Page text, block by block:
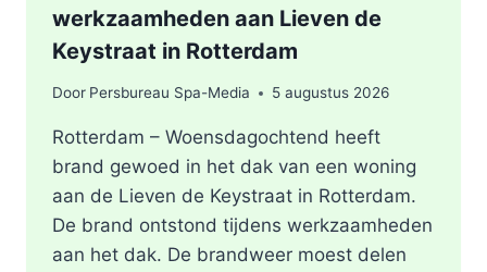
werkzaamheden aan Lieven de
Keystraat in Rotterdam
Door Persbureau Spa-Media 5 augustus 2026
Rotterdam – Woensdagochtend heeft
brand gewoed in het dak van een woning
aan de Lieven de Keystraat in Rotterdam.
De brand ontstond tijdens werkzaamheden
aan het dak. De brandweer moest delen